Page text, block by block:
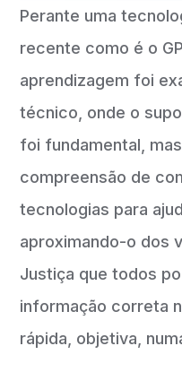
Perante uma
recente como é o
aprendizagem foi
técnico, onde o
foi fundamental,
compreensão de
tecnologias para
aproximando-o dos
Justiça que todos
informação correta
rápida, objetiva,